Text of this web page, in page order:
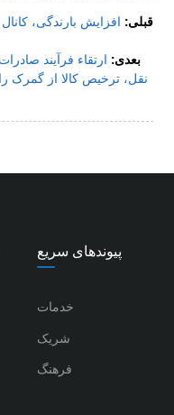
قبلی: افزایش بارندگی،
بعدی: ارتقاء فرآیند
نقل، ترخیص کالا از گمرک
پیوندهای سریع
خدمات
شریک
فرهنگ